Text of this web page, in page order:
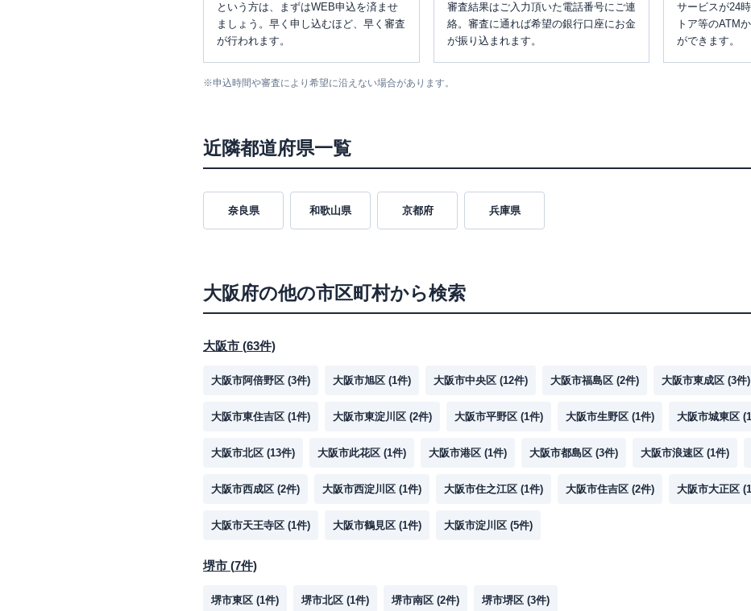
という方は、まずはWEB申込を済ませ
ましょう。早く申し込むほど、早く審査
が行われます。
審査結果はご入力頂いた電話番号にご連
絡。審査に通れば希望の銀行口座にお金
が振り込まれます。
サービスが24
トア等のATM
ができます。
※申込時間や審査により希望に沿えない場合があります。
近隣都道府県一覧
奈良県 和歌山県 京都府 兵庫県
大阪府の他の市区町村から検索
大阪市 (63件)
大阪市阿倍野区 (3件) 大阪市旭区 (1件) 大阪市中央区 (12件) 大阪市福島区 (2件) 大阪市東成区 (3件)
大阪市東住吉区 (1件) 大阪市東淀川区 (2件) 大阪市平野区 (1件) 大阪市生野区 (1件) 大阪市城東区 (1
大阪市北区 (13件) 大阪市此花区 (1件) 大阪市港区 (1件) 大阪市都島区 (3件) 大阪市浪速区 (1件)
大阪市西成区 (2件) 大阪市西淀川区 (1件) 大阪市住之江区 (1件) 大阪市住吉区 (2件) 大阪市大正区 (1
大阪市天王寺区 (1件) 大阪市鶴見区 (1件) 大阪市淀川区 (5件)
堺市 (7件)
堺市東区 (1件) 堺市北区 (1件) 堺市南区 (2件) 堺市堺区 (3件)